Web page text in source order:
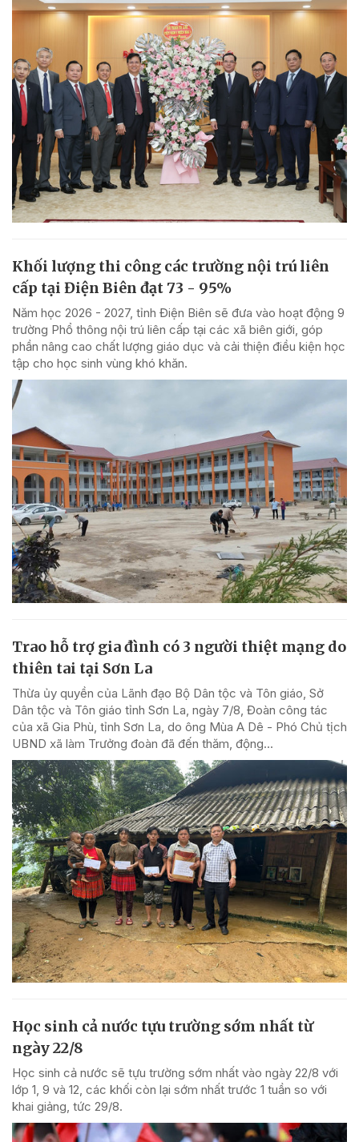
Khối lượng thi công các trường nội trú liên
cấp tại Điện Biên đạt 73 - 95%
Năm học 2026 - 2027, tỉnh Điện Biên sẽ đưa vào hoạt động 9
trường Phổ thông nội trú liên cấp tại các xã biên giới, góp
phần nâng cao chất lượng giáo dục và cải thiện điều kiện học
tập cho học sinh vùng khó khăn.
Trao hỗ trợ gia đình có 3 người thiệt mạng do
thiên tai tại Sơn La
Thừa ủy quyền của Lãnh đạo Bộ Dân tộc và Tôn giáo, Sở
Dân tộc và Tôn giáo tỉnh Sơn La, ngày 7/8, Đoàn công tác
của xã Gia Phù, tỉnh Sơn La, do ông Mùa A Dê - Phó Chủ tịch
UBND xã làm Trưởng đoàn đã đến thăm, động...
Học sinh cả nước tựu trường sớm nhất từ
ngày 22/8
Học sinh cả nước sẽ tựu trường sớm nhất vào ngày 22/8 với
lớp 1, 9 và 12, các khối còn lại sớm nhất trước 1 tuần so với
khai giảng, tức 29/8.